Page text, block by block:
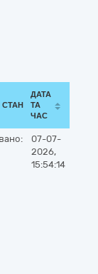
СТАН
ДАТА
ТА
ЧАС
07-07-
2026,
15:54:14